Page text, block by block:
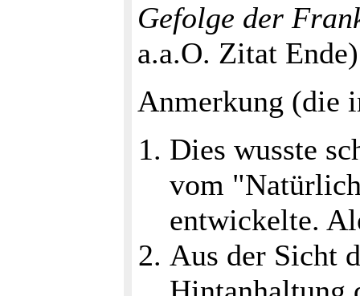
Gefolge der
a.a.O. Zitat
Anmerkung (die
Dies wusste
vom
entwickelte.
Aus der Sicht